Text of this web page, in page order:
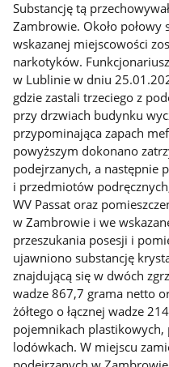
Substancję tą
Zambrowie. Około
wskazanej miejscowości
narkotyków.
w Lublinie w dniu
gdzie zastali trzeciego z
przy drzwiach budynku
przypominająca zapach
powyższym dokonano
podejrzanych, a następnie
i przedmiotów
WV Passat oraz
w Zambrowie i we
przeszukania posesji i
ujawniono substancję
znajdującą się w dwóch
wadze 867,7 grama netto
żółtego o łącznej wadze
pojemnikach
lodówkach. W miejscu